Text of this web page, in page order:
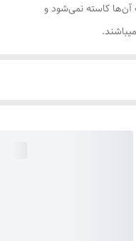
آن‌ها کاسته نمی‌شود و